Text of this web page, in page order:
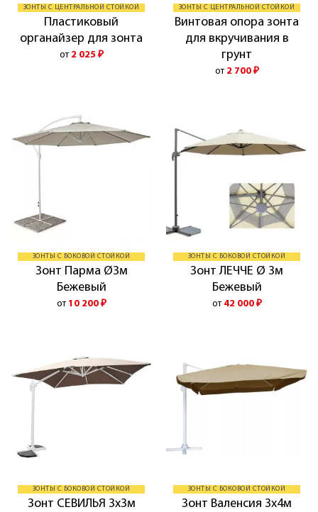
ЗОНТЫ С ЦЕНТРАЛЬНОЙ СТОЙКОЙ
Пластиковый
органайзер для зонта
от 2 025 ₽
ЗОНТЫ С ЦЕНТРАЛЬНОЙ СТОЙКОЙ
Винтовая опора зонта
для вкручивания в
грунт
от 2 700 ₽
ЗОНТЫ С БОКОВОЙ СТОЙКОЙ
Зонт Парма Ø3м
Бежевый
от 10 200 ₽
ЗОНТЫ С БОКОВОЙ СТОЙКОЙ
Зонт ЛЕЧЧЕ Ø 3м
Бежевый
от 42 000 ₽
ЗОНТЫ С БОКОВОЙ СТОЙКОЙ
Зонт СЕВИЛЬЯ 3х3м
ЗОНТЫ С БОКОВОЙ СТОЙКОЙ
Зонт Валенсия 3х4м